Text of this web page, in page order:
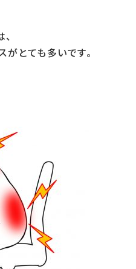
とても多いです。